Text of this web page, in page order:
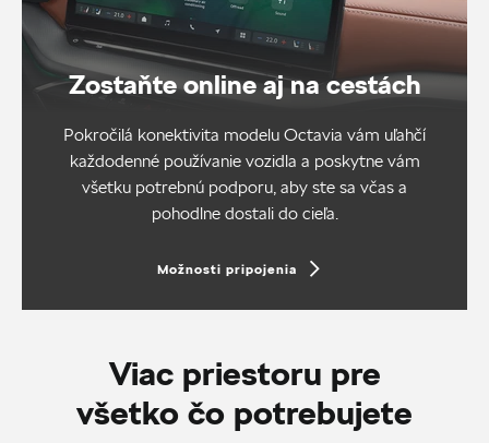
Zostaňte online aj na cestách
Pokročilá konektivita modelu Octavia vám uľahčí
každodenné používanie vozidla a poskytne vám
všetku potrebnú podporu, aby ste sa včas a
pohodlne dostali do cieľa.
Možnosti pripojenia
Viac priestoru pre
všetko čo potrebujete